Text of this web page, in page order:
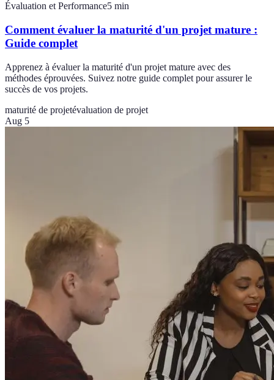
Évaluation et Performance5 min
Comment évaluer la maturité d'un projet mature :
Guide complet
Apprenez à évaluer la maturité d'un projet mature avec des
méthodes éprouvées. Suivez notre guide complet pour assurer le
succès de vos projets.
maturité de projetévaluation de projet
Aug 5